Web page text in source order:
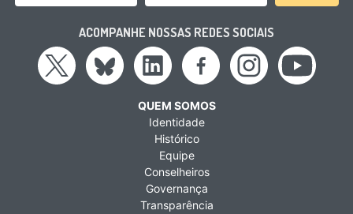
ACOMPANHE NOSSAS REDES SOCIAIS
QUEM SOMOS
Identidade
Histórico
Equipe
Conselheiros
Governança
Transparência